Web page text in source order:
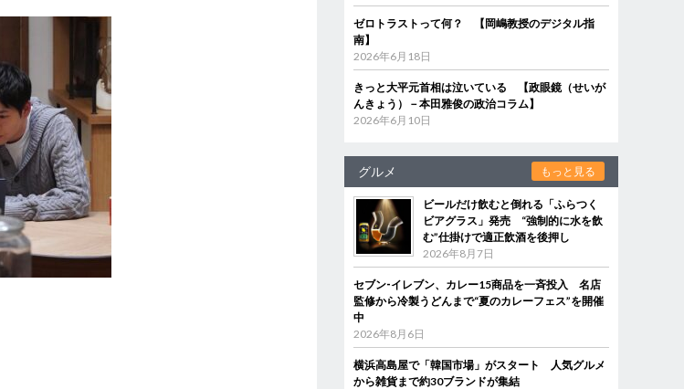
ゼロトラストって何？ 【岡嶋教授のデジタル指
南】
2026年6月18日
きっと大平元首相は泣いている 【政眼鏡（せいが
んきょう）－本田雅俊の政治コラム】
2026年6月10日
グルメ もっと見る
ビールだけ飲むと倒れる「ふらつく
ビアグラス」発売 “強制的に水を飲
む”仕掛けで適正飲酒を後押し
2026年8月7日
セブン‐イレブン、カレー15商品を一斉投入 名店
監修から冷製うどんまで“夏のカレーフェス”を開催
中
2026年8月6日
横浜高島屋で「韓国市場」がスタート 人気グルメ
から雑貨まで約30ブランドが集結